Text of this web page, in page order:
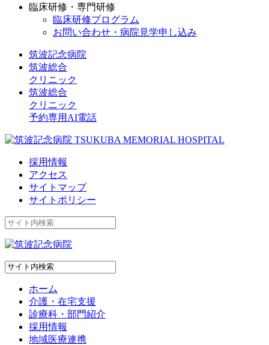
臨床研修・専門研修
臨床研修プログラム
お問い合わせ・病院見学申し込み
筑波記念病院
筑波総合
クリニック
筑波総合
クリニック
予約専用AI電話
採用情報
アクセス
サイトマップ
サイトポリシー
ホーム
介護・在宅支援
診療科・部門紹介
採用情報
地域医療連携